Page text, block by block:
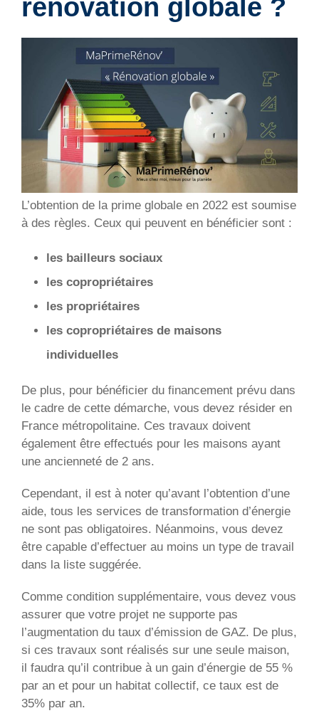
rénovation globale ?
L’obtention de la prime globale en 2022 est soumise
à des règles. Ceux qui peuvent en bénéficier sont :
les bailleurs sociaux
les copropriétaires
les propriétaires
les copropriétaires de maisons
individuelles
De plus, pour bénéficier du financement prévu dans
le cadre de cette démarche, vous devez résider en
France métropolitaine. Ces travaux doivent
également être effectués pour les maisons ayant
une ancienneté de 2 ans.
Cependant, il est à noter qu’avant l’obtention d’une
aide, tous les services de transformation d’énergie
ne sont pas obligatoires. Néanmoins, vous devez
être capable d’effectuer au moins un type de travail
dans la liste suggérée.
Comme condition supplémentaire, vous devez vous
assurer que votre projet ne supporte pas
l’augmentation du taux d’émission de GAZ. De plus,
si ces travaux sont réalisés sur une seule maison,
il faudra qu’il contribue à un gain d’énergie de 55 %
par an et pour un habitat collectif, ce taux est de
35% par an.